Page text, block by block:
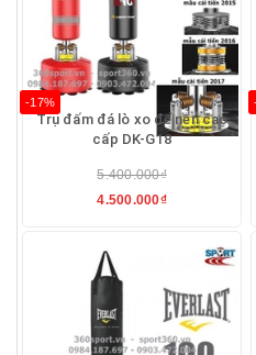
-17%
Trụ đấm đá lò xo để nền cao
cấp DK-G18
5.400.000₫
4.500.000₫